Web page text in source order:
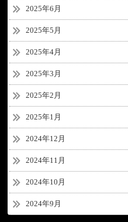
2025年6月
2025年5月
2025年4月
2025年3月
2025年2月
2025年1月
2024年12月
2024年11月
2024年10月
2024年9月